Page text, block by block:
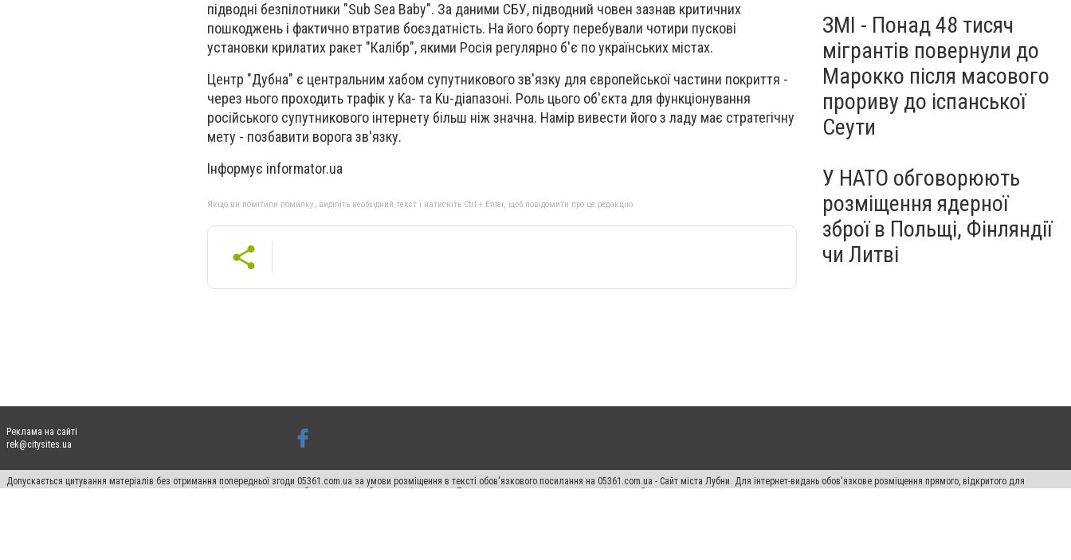
підводні безпілотники "Sub Sea Baby". За даними СБУ, підводний човен зазнав критичних
пошкоджень і фактично втратив боєздатність. На його борту перебували чотири пускові
установки крилатих ракет "Калібр", якими Росія регулярно б'є по українських містах.
Центр "Дубна" є центральним хабом супутникового зв'язку для європейської частини покриття -
через нього проходить трафік у Ka- та Ku-діапазоні. Роль цього об'єкта для функціонування
російського супутникового інтернету більш ніж значна. Намір вивести його з ладу має стратегічну
мету - позбавити ворога зв'язку.
Інформує informator.ua
Якщо ви помітили помилку, виділіть необхідний текст і натисніть Ctrl + Enter, щоб повідомити про це редакцію
ЗМІ - Понад 48 тисяч
мігрантів повернули до
Марокко після масового
прориву до іспанської
Сеути
У НАТО обговорюють
розміщення ядерної
зброї в Польщі, Фінляндії
чи Литві
Реклама на сайті
rek@citysites.ua
Допускається цитування матеріалів без отримання попередньої згоди 05361.com.ua за умови розміщення в тексті обов'язкового посилання на 05361.com.ua - Сайт міста Лубни. Для інтернет-видань обов'язкове розміщення прямого, відкритого для
пошукових систем гіперпосилання на цитовані статті не нижче другого абзацу в тексті або в якості джерела. Порушення виняткових прав переслідується Законом.